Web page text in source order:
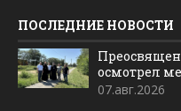
ПОСЛЕДНИЕ НОВОСТИ
осмотрел
07.авг.2026